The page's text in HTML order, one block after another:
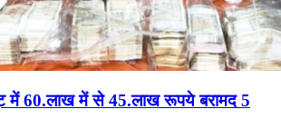
में 60.लाख में से 45.लाख रूपये बरामद 5